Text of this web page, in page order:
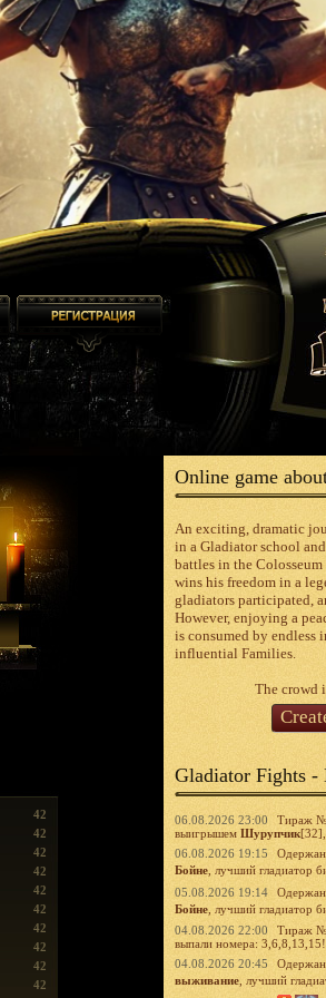
42
42
42
42
42
42
42
42
42
42
Online game
An exciting, dramatic
in a Gladiator school
battles in the
wins his freedom in a
gladiators participated,
However, enjoying a
is consumed by endless
influential Families.
The crowd
Gladiator Fights -
06.08.2026 23:00 Тираж
выигрышем Шурупчик[32],
06.08.2026 19:15
Бойне , лучший гладиатор
05.08.2026 19:14
Бойне , лучший гладиатор
04.08.2026 22:00
Тираж
выпали номера: 3,6,8,13,15!
04.08.2026 20:45
выживание , лучший